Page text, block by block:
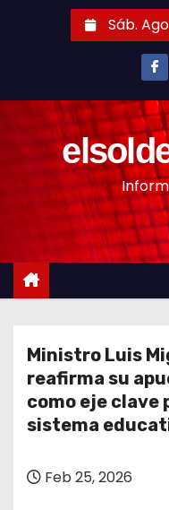
n
Sáb.
Ministro Luis
reafirma su
como eje clave
sistema
Feb 25, 2026